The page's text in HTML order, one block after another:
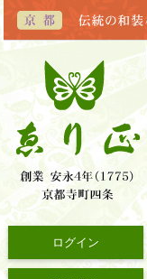
ログイン